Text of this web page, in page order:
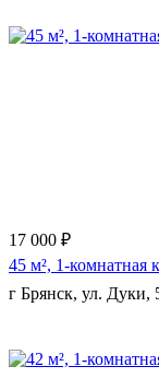
17 000 ₽
45 м², 1-комнатная
г Брянск, ул. Дуки,